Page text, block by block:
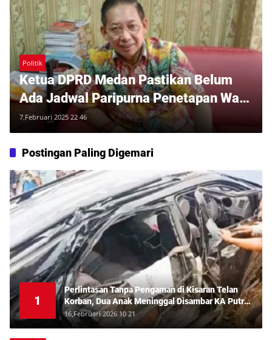
Politik
Ketua DPRD Medan Pastikan Belum
Ada Jadwal Paripurna Penetapan Wali
Kota
7,Februari 2025 22 46
Postingan Paling Digemari
1
Perlintasan Tanpa Pengaman di Kisaran Telan
Korban, Dua Anak Meninggal Disambar KA Putri
Deli
16,Februari 2026 10 21